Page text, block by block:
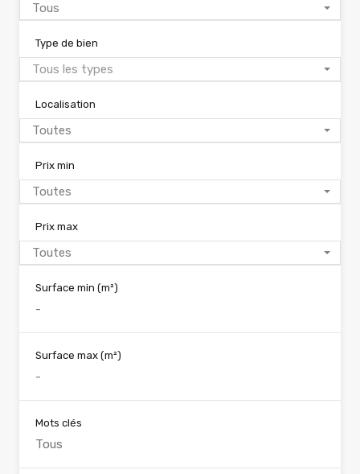
Tous
Type de bien
Tous les types
Localisation
Toutes
Prix min
Toutes
Prix max
Toutes
Surface min (m²)
Surface max (m²)
Mots clés